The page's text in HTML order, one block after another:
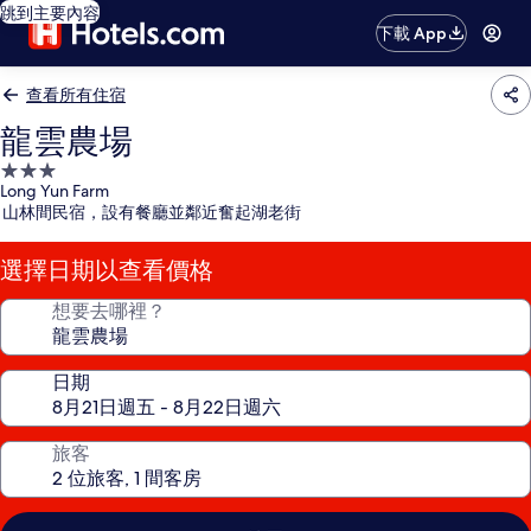
跳到主要內容
下載 App
查看所有住宿
龍雲農場
3.0
星
級
住
宿
Long Yun Farm
山林間民宿，設有餐廳並鄰近奮起湖老街
選擇日期以查看價格
想要去哪裡？
日期
旅客